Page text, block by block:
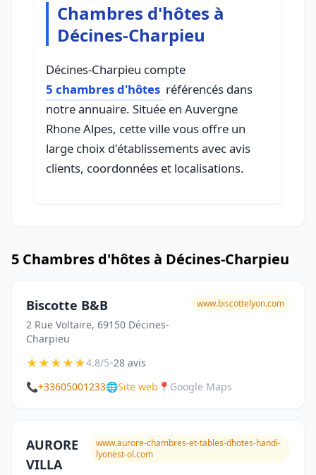
Chambres d'hôtes à
Décines-Charpieu
Décines-Charpieu compte
5 chambres d'hôtes référencés dans
notre annuaire. Située en Auvergne
Rhone Alpes, cette ville vous offre un
large choix d'établissements avec avis
clients, coordonnées et localisations.
5 Chambres d'hôtes à Décines-Charpieu
Biscotte B&B
2 Rue Voltaire, 69150 Décines-
Charpieu
www.biscottelyon.com
★★★★★4.8/5•28 avis
📞+33605001233🌐Site web 📍 Google Maps
AURORE
VILLA
www.aurore-chambres-et-tables-dhotes-handi-
lyonest-ol.com